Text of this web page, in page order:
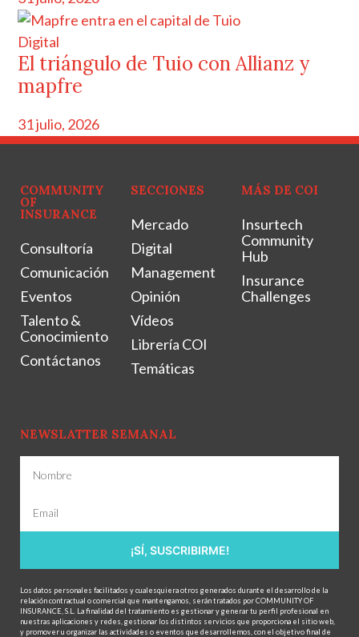
Digital
El triángulo de Tuio con Allianz y
mapfre
31 julio, 2026
COMMUNITY
OF
INSURANCE
Consultoría
Comunicación
Eventos
Talento &
Conocimiento
Contáctanos
SECCIONES
Mercado
Digital
Management
Opinión
Vídeos
Librería COI
Temáticas
MÁS DE COI
Insurtech
Community
Hub
Insurance
Challenges
NEWSLATTER SEMANAL
¡SÍ, SUSCRIBIRME!
Los datos personales facilitados y cualesquiera otros generados durante el desarrollo de la
relación contractual o comercial que mantengamos, serán tratados por COMMUNITY OF
INSURANCE, S.L. La finalidad del tratamiento es gestionar y generar tu perfil profesional en
nuestras aplicaciones y redes, gestionar los distintos servicios que proporciona el sitio web,
y promover u organizar las actividades o eventos que desarrollemos, con el objetivo final de